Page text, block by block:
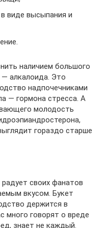
в виде высыпания и
наличием большого
— алкалоида. Это
надпочечниками
— гормона стресса. А
молодость
гораздо старше
своих фанатов
вкусом. Букет
держится в
много говорят о вреде
знает не каждый.